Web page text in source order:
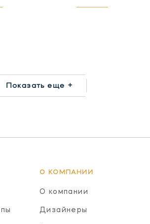
Показать еще +
О КОМПАНИИ
О компании
Дизайнеры